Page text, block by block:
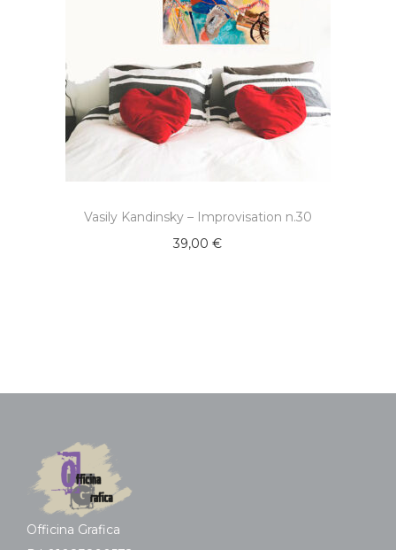
Vasily Kandinsky – Improvisation n.30
39,00€
Officina Grafica